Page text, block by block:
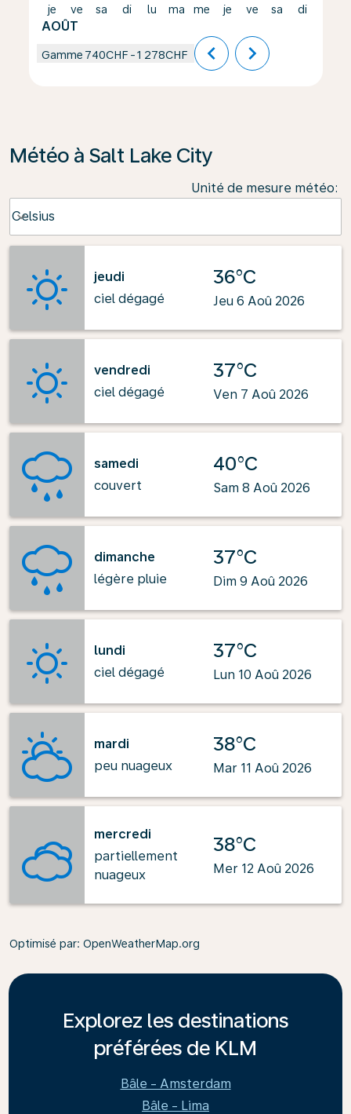
je
AOÛT
ve sa di lu ma me je ve sa di
Gamme 740CHF -1 278CHF chevron_left chevron_right
Météo à Salt Lake City
Unité de mesure météo:
Celsius
keyboard_arrow_down
jeudi
ciel dégagé
36°C
Jeu 6 Aoû 2026
vendredi
ciel dégagé
37°C
Ven 7 Aoû 2026
samedi
couvert
40°C
Sam 8 Aoû 2026
dimanche
légère pluie
37°C
Dim 9 Aoû 2026
lundi
ciel dégagé
37°C
Lun 10 Aoû 2026
mardi
peu nuageux
38°C
Mar 11 Aoû 2026
mercredi
partiellement
nuageux
38°C
Mer 12 Aoû 2026
Optimisé par: OpenWeatherMap.org
Explorez les destinations
préférées de KLM
Bâle - Amsterdam
Bâle - Lima